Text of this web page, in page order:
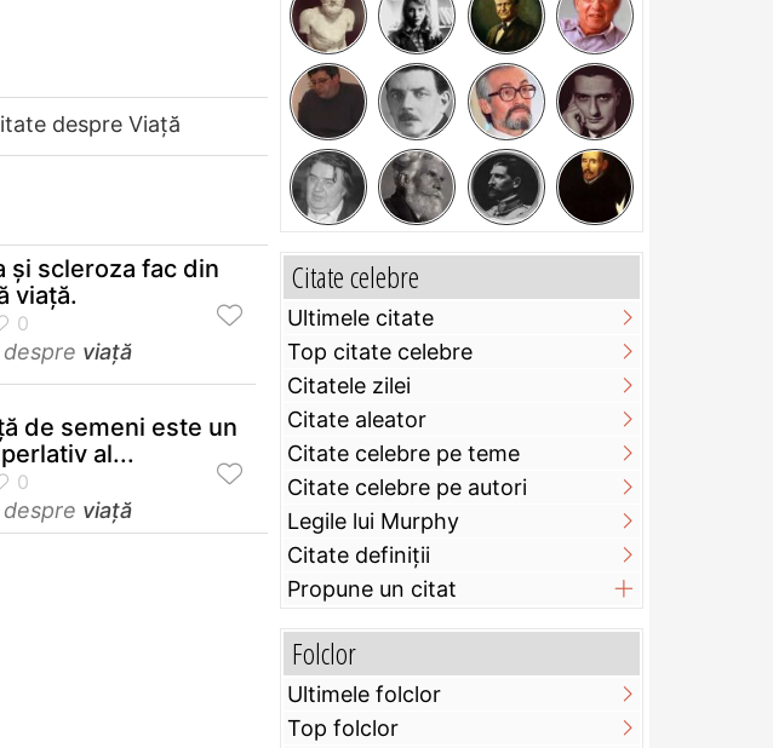
despre Viață
şi scleroza fac din
viaţă.
despre viață
de semeni este un
al...
despre viață
Citate celebre
Ultimele citate
Top citate celebre
Citatele zilei
Citate aleator
Citate celebre pe teme
Citate celebre pe autori
Legile lui Murphy
Citate definiţii
Propune un citat
Folclor
Ultimele folclor
Top folclor